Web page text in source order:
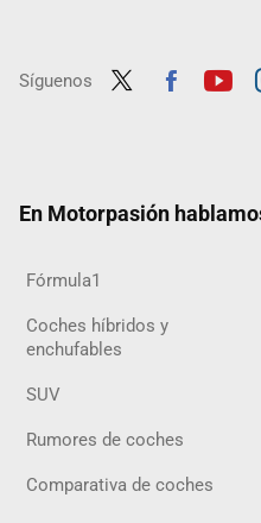
Síguenos
En Motorpasión
Fórmula1
Coches híbridos y
enchufables
SUV
Rumores de coches
Comparativa de coches